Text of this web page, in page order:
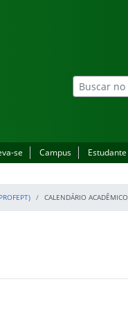
se Campus Estudante
CALENDÁRIO ACADÊMICO